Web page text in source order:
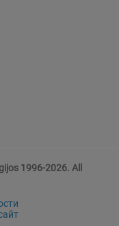
1996-2026. All